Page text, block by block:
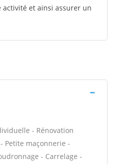
et ainsi assurer un
- Rénovation
Petite maçonnerie -
- Carrelage -